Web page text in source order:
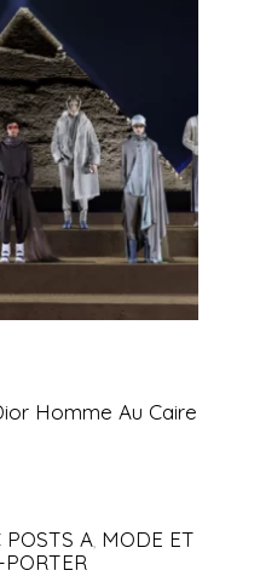
Homme Au Caire
POSTS A, MODE ET